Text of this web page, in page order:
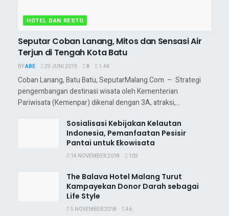
HOTEL DAN RESTO
Seputar Coban Lanang, Mitos dan Sensasi Air
Terjun di Tengah Kota Batu
BYABE 29 JUNI 2019 0 1.4K
Coban Lanang, Batu Batu, SeputarMalang.Com – Strategi
pengembangan destinasi wisata oleh Kementerian
Pariwisata (Kemenpar) dikenal dengan 3A, atraksi,...
Sosialisasi Kebijakan Kelautan
Indonesia, Pemanfaatan Pesisir
Pantai untuk Ekowisata
14 NOVEMBER 2018 103
The Balava Hotel Malang Turut
Kampayekan Donor Darah sebagai
Life Style
5 NOVEMBER 2018 46